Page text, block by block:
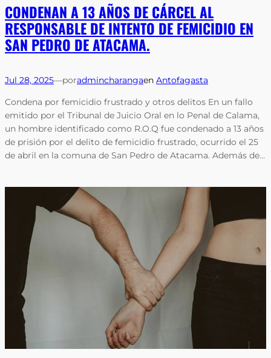
CONDENAN A 13 AÑOS DE CÁRCEL AL
RESPONSABLE DE INTENTO DE FEMICIDIO EN
SAN PEDRO DE ATACAMA.
Jul 28, 2025—poradmincharangaen Antofagasta
Condena por femicidio frustrado y otros delitos En un fallo
emitido por el Tribunal de Juicio Oral en lo Penal de Calama,
un hombre identificado como R.O.Q fue condenado a 13 años
de prisión por el delito de femicidio frustrado, ocurrido el 25
de abril en la comuna de San Pedro de Atacama. Además de…